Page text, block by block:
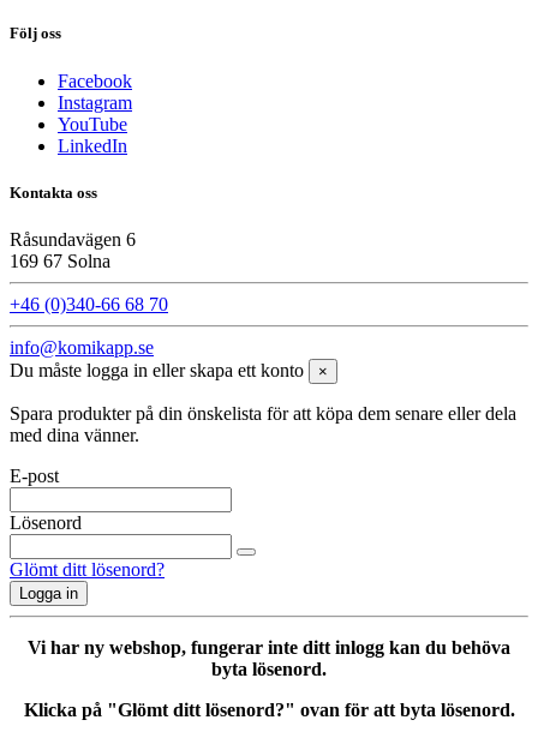
Följ oss
Facebook
Instagram
YouTube
LinkedIn
Kontakta oss
Råsundavägen 6
169 67 Solna
+46 (0)340-66 68 70
info@komikapp.se
Du måste logga in eller skapa ett konto
×
Spara produkter på din önskelista för att köpa dem senare eller dela
med dina vänner.
E-post
Lösenord
Glömt ditt lösenord?
Logga in
Vi har ny webshop, fungerar inte ditt inlogg kan du behöva
byta lösenord.
Klicka på "Glömt ditt lösenord?" ovan för att byta lösenord.